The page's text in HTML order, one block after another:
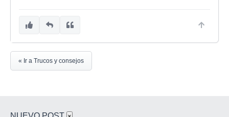
« Ir a Trucos y consejos